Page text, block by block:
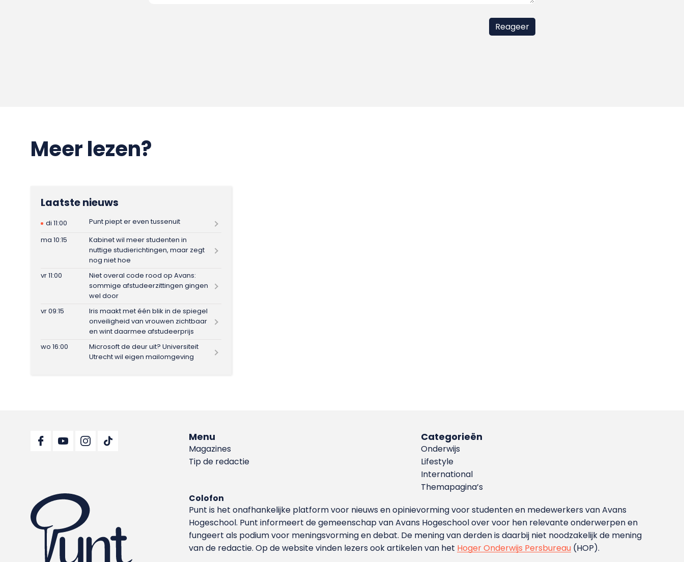
Meer lezen?
Laatste nieuws
di 11:00
Punt piept er even tussenuit
ma 10:15
Kabinet wil meer studenten in
nuttige studierichtingen, maar zegt
nog niet hoe
vr 11:00
Niet overal code rood op Avans:
sommige afstudeerzittingen gingen
wel door
vr 09:15
Iris maakt met één blik in de spiegel
onveiligheid van vrouwen zichtbaar
en wint daarmee afstudeerprijs
wo 16:00
Microsoft de deur uit? Universiteit
Utrecht wil eigen mailomgeving
Menu
Magazines
Tip de redactie
Categorieën
Onderwijs
Lifestyle
International
Themapagina’s
Colofon
Punt is het onafhankelijke platform voor nieuws en opinievorming voor studenten en medewerkers van Avans
Hoge­school. Punt informeert de gemeenschap van Avans Hogeschool over voor hen relevante onderwerpen en
fungeert als podium voor meningsvorming en debat. De mening van derden is daarbij niet noodzakelijk de mening
van de redactie. Op de website vinden lezers ook artikelen van het Hoger Onderwijs Persbureau (HOP).